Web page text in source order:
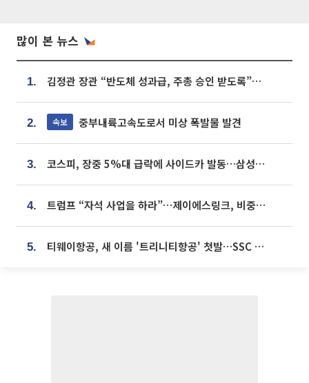
많이 본 뉴스
1. 김정관 장관 “반도체 성과급, 주총 승인 받도록”…상법·자본시장법 개정 시사
2. 속보 중부내륙고속도로서 미상 폭발물 발견
3. 코스피, 장중 5%대 급락에 사이드카 발동…삼성·SK 동반 폭락
4. 트럼프 “자석 사업을 하라”…제이에스링크, 비중국 영구자석 공급망 구축 속도
5. 티웨이항공, 새 이름 '트리니티항공' 첫발…SSC 전략 본격화